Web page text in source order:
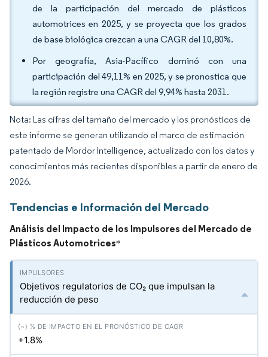
de la participación del mercado de plásticos
automotrices en 2025, y se proyecta que los grados
de base biológica crezcan a una CAGR del 10,80%.
Por geografía, Asia-Pacífico dominó con una
participación del 49,11% en 2025, y se pronostica que
la región registre una CAGR del 9,94% hasta 2031.
Nota: Las cifras del tamaño del mercado y los pronósticos de
este informe se generan utilizando el marco de estimación
patentado de Mordor Intelligence, actualizado con los datos y
conocimientos más recientes disponibles a partir de enero de
2026.
Tendencias e Información del Mercado
Análisis del Impacto de los Impulsores del Mercado de
Plásticos Automotrices*
Objetivos regulatorios de CO₂ que impulsan la
reducción de peso
+1.8%